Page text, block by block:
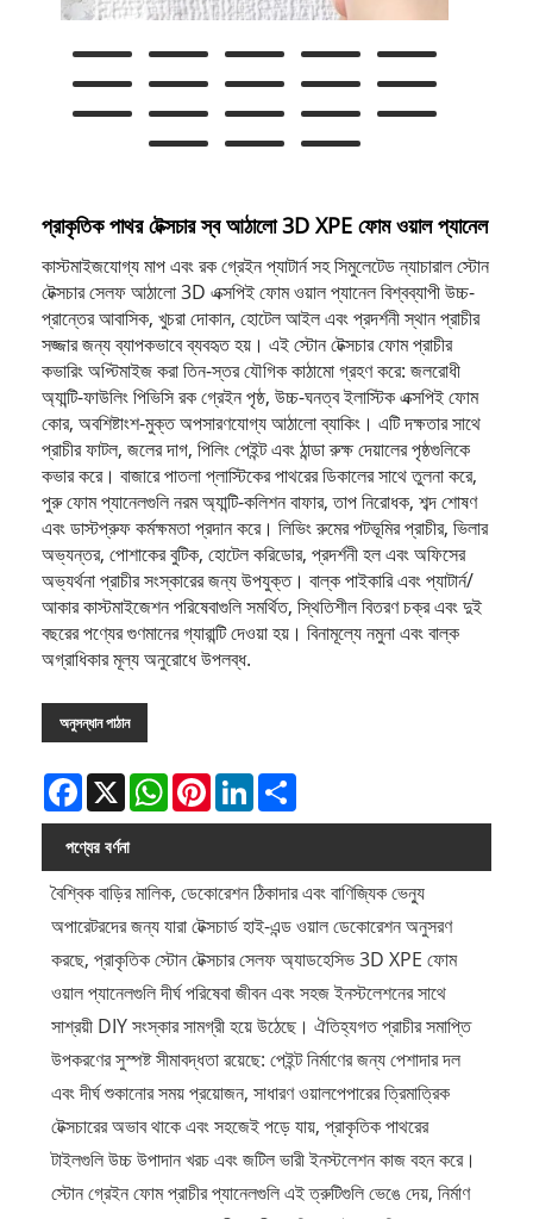
প্রাকৃতিক পাথর টেক্সচার স্ব আঠালো 3D XPE ফোম ওয়াল প্যানেল
কাস্টমাইজযোগ্য মাপ এবং রক গ্রেইন প্যাটার্ন সহ সিমুলেটেড ন্যাচারাল স্টোন
টেক্সচার সেলফ আঠালো 3D এক্সপিই ফোম ওয়াল প্যানেল বিশ্বব্যাপী উচ্চ-
প্রান্তের আবাসিক, খুচরা দোকান, হোটেল আইল এবং প্রদর্শনী স্থান প্রাচীর
সজ্জার জন্য ব্যাপকভাবে ব্যবহৃত হয়। এই স্টোন টেক্সচার ফোম প্রাচীর
কভারিং অপ্টিমাইজ করা তিন-স্তর যৌগিক কাঠামো গ্রহণ করে: জলরোধী
অ্যান্টি-ফাউলিং পিভিসি রক গ্রেইন পৃষ্ঠ, উচ্চ-ঘনত্ব ইলাস্টিক এক্সপিই ফোম
কোর, অবশিষ্টাংশ-মুক্ত অপসারণযোগ্য আঠালো ব্যাকিং। এটি দক্ষতার সাথে
প্রাচীর ফাটল, জলের দাগ, পিলিং পেইন্ট এবং ঠান্ডা রুক্ষ দেয়ালের পৃষ্ঠগুলিকে
কভার করে। বাজারে পাতলা প্লাস্টিকের পাথরের ডিকালের সাথে তুলনা করে,
পুরু ফোম প্যানেলগুলি নরম অ্যান্টি-কলিশন বাফার, তাপ নিরোধক, শব্দ শোষণ
এবং ডাস্টপ্রুফ কর্মক্ষমতা প্রদান করে। লিভিং রুমের পটভূমির প্রাচীর, ভিলার
অভ্যন্তর, পোশাকের বুটিক, হোটেল করিডোর, প্রদর্শনী হল এবং অফিসের
অভ্যর্থনা প্রাচীর সংস্কারের জন্য উপযুক্ত। বাল্ক পাইকারি এবং প্যাটার্ন/
আকার কাস্টমাইজেশন পরিষেবাগুলি সমর্থিত, স্থিতিশীল বিতরণ চক্র এবং দুই
বছরের পণ্যের গুণমানের গ্যারান্টি দেওয়া হয়। বিনামূল্যে নমুনা এবং বাল্ক
অগ্রাধিকার মূল্য অনুরোধে উপলব্ধ.
অনুসন্ধান পাঠান
Facebook
X WhatsAppPinterestLinkedIn
পণ্যের বর্ণনা
বৈশ্বিক বাড়ির মালিক, ডেকোরেশন ঠিকাদার এবং বাণিজ্যিক ভেন্যু
অপারেটরদের জন্য যারা টেক্সচার্ড হাই-এন্ড ওয়াল ডেকোরেশন অনুসরণ
করছে, প্রাকৃতিক স্টোন টেক্সচার সেলফ অ্যাডহেসিভ 3D XPE ফোম
ওয়াল প্যানেলগুলি দীর্ঘ পরিষেবা জীবন এবং সহজ ইনস্টলেশনের সাথে
সাশ্রয়ী DIY সংস্কার সামগ্রী হয়ে উঠেছে। ঐতিহ্যগত প্রাচীর সমাপ্তি
উপকরণের সুস্পষ্ট সীমাবদ্ধতা রয়েছে: পেইন্ট নির্মাণের জন্য পেশাদার দল
এবং দীর্ঘ শুকানোর সময় প্রয়োজন, সাধারণ ওয়ালপেপারের ত্রিমাত্রিক
টেক্সচারের অভাব থাকে এবং সহজেই পড়ে যায়, প্রাকৃতিক পাথরের
টাইলগুলি উচ্চ উপাদান খরচ এবং জটিল ভারী ইনস্টলেশন কাজ বহন করে।
স্টোন গ্রেইন ফোম প্রাচীর প্যানেলগুলি এই ত্রুটিগুলি ভেঙে দেয়, নির্মাণ